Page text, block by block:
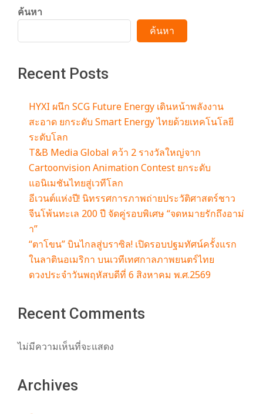
ค้นหา
ค้นหา
Recent Posts
HYXI ผนึก SCG Future Energy เดินหน้าพลังงาน
สะอาด ยกระดับ Smart Energy ไทยด้วยเทคโนโลยี
ระดับโลก
T&B Media Global คว้า 2 รางวัลใหญ่จาก
Cartoonvision Animation Contest ยกระดับ
แอนิเมชันไทยสู่เวทีโลก
อีเวนต์แห่งปี! นิทรรศการภาพถ่ายประวัติศาสตร์ชาว
จีนโพ้นทะเล 200 ปี จัดคู่รอบพิเศษ “จดหมายรักถึงอาม่
า”
“ตาโขน” บินไกลสู่บราซิล! เปิดรอบปฐมทัศน์ครั้งแรก
ในลาตินอเมริกา บนเวทีเทศกาลภาพยนตร์ไทย
ดวงประจำวันพฤหัสบดีที่ 6 สิงหาคม พ.ศ.2569
Recent Comments
ไม่มีความเห็นที่จะแสดง
Archives